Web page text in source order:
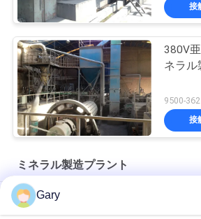
接
380V
ネラル
接
ミネラル製造プラント
ジルコニア構造陶器
Gary